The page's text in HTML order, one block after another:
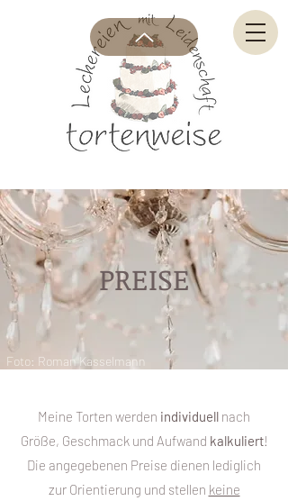
PREISE
Foto: Roman Kasselmann
Meine Torten werden individuell nach
Größe, Geschmack und Aufwand kalkuliert!
Die angegebenen Preise dienen lediglich
zur Orientierung und stellen keine